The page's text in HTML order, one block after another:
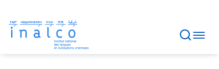
contenu
principal